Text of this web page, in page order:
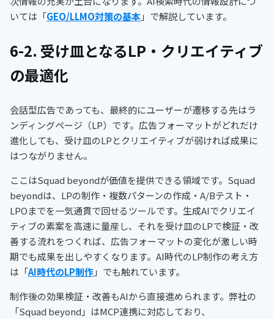
いては「GEO/LLMO対策の基本」で解説しています。
6-2. 受け皿となるLP・クリエイティブ
の最適化
会話型広告であっても、最終的にユーザーが遷移する先はラ
ンディングページ（LP）です。広告フォーマットがどれだけ
進化しても、受け皿のLPとクリエイティブが弱ければ成果に
はつながりません。
ここはSquad beyondが価値を提供できる領域です。Squad
beyondは、LPの制作・複数パターンの作成・A/Bテスト・
LPOまでを一気通貫で回せるツールです。生成AIでクリエイ
ティブの素案を高速に量産し、それを受け皿のLPで検証・改
善する流れをつくれば、広告フォーマットの変化が激しい時
期でも成果を出しやすくなります。AI時代のLP制作の考え方
は「AI時代のLP制作」でも触れています。
制作後の効果検証・改善もAIから直接進められます。弊社の
「Squad beyond」はMCP連携に対応しており、